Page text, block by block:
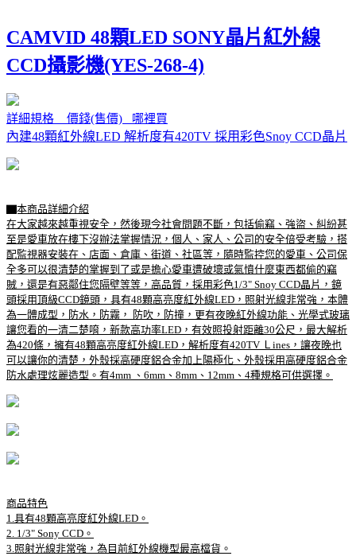
CAMVID 48顆LED SONY晶片紅外線
CCD攝影機(YES-268-4)
詳細規格 價錢(售價) 哪裡買
內建48顆紅外線LED 解析度有420TV 採用彩色Snoy CCD晶片
▇本商品詳細介紹
在大家越來越重視安全，然後現今社會問題不斷，包括偷竊、強盜、糾紛甚
至是愛車放在樓下沒辦法掌握情況，個人、家人、公司的安全倍受考驗，搭
配監視器安裝在、店面、倉庫、街道、社區等，隨時監控您的愛車、公司保
全多可以很清楚的掌握到了或是擔心愛車遭破壞或氣憤什麼東西都偷的竊
賊，還是有惡鄰住您隔壁等等，高品質，採用彩色1/3" Snoy CCD晶片，鏡
頭採用頂級CCD鏡頭，具有48顆高亮度紅外線LED，照射光線非常強，本體
為一體成型，防水，防霧， 防吹，防撞，更有夜晚紅外線功能、光學式玻璃
讓您看的一清二楚唷，新款高功率LED，有效照投射距離30公尺，最大解析
為420條，擁有48顆高亮度紅外線LED，解析度有420TV Ｌines，讓夜晚也
可以讓你的清楚，外殼採高硬度鋁合金加上陽極化、外殼採用高硬度鋁合金
防水處理炫麗造型。有4mm 、6mm、8mm、12mm、4種規格可供選擇。
商品特色
1.具有48顆高亮度紅外線LED。
2. 1/3" Sony CCD。
3.照射光線非常強，為目前紅外線機型最高檔貨。